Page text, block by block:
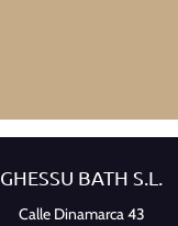
GHESSU BATH S.L.
Calle Dinamarca 43